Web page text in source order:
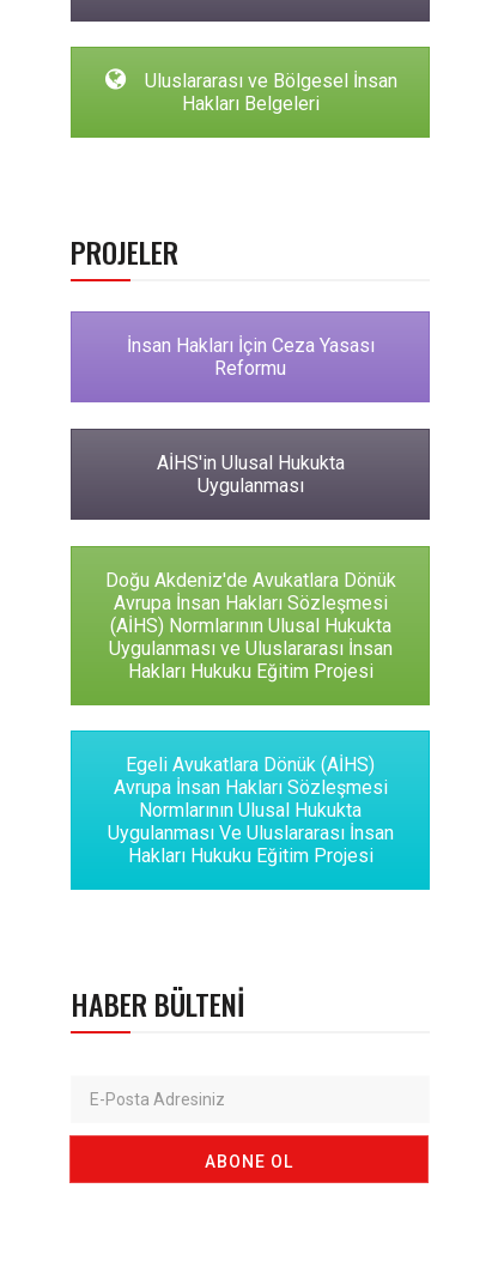
Uluslararası ve Bölgesel İnsan
Hakları Belgeleri
PROJELER
İnsan Hakları İçin Ceza Yasası
Reformu
AİHS'in Ulusal Hukukta
Uygulanması
Doğu Akdeniz'de Avukatlara Dönük
Avrupa İnsan Hakları Sözleşmesi
(AİHS) Normlarının Ulusal Hukukta
Uygulanması ve Uluslararası İnsan
Hakları Hukuku Eğitim Projesi
Egeli Avukatlara Dönük (AİHS)
Avrupa İnsan Hakları Sözleşmesi
Normlarının Ulusal Hukukta
Uygulanması Ve Uluslararası İnsan
Hakları Hukuku Eğitim Projesi
HABER BÜLTENI